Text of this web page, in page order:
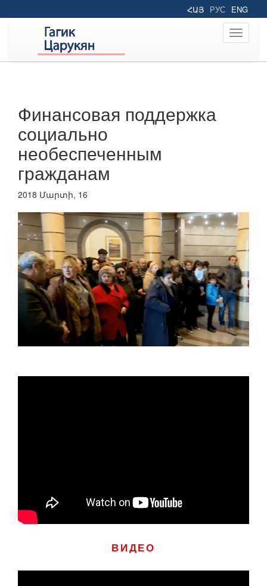
ՀԱՅ РУС ENG
Toggle
Финансовая поддержка
социально
необеспеченным
гражданам
2018 Մարտի, 16
ВИДЕО